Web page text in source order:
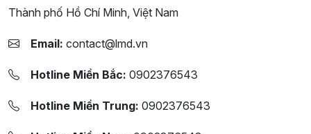
Thành phố Hồ Chí Minh, Việt Nam
Email: contact@lmd.vn
Hotline Miền Bắc: 0902376543
Hotline Miền Trung: 0902376543